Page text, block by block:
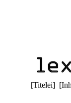
[Titelei] [